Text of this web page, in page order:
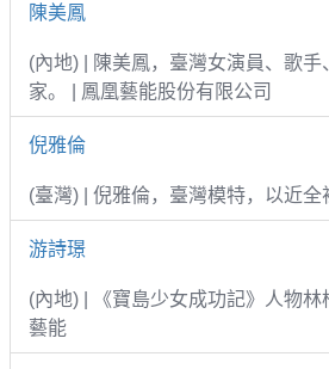
陳美鳳
(內地) | 陳美鳳，臺灣女演員、歌手
家。 | 鳳凰藝能股份有限公司
倪雅倫
(臺灣) | 倪雅倫，臺灣模特，以近
游詩璟
(內地) | 《寶島少女成功記》人物林
藝能